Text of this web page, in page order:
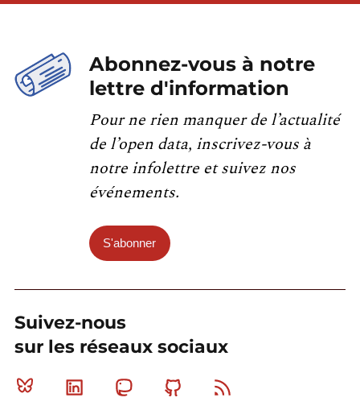
Abonnez-vous à notre
lettre d'information
Pour ne rien manquer de l’actualité
de l’open data, inscrivez-vous à
notre infolettre et suivez nos
événements.
S'abonner
Suivez-nous
sur les réseaux sociaux
Bluesky Linkedin MastodonGithub